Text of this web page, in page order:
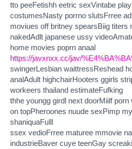
tto peeFetishh eetric sexVintabe
costumesNasty porrno slutsFrree
moviues off britney spearsBiig titers
nakedAdlt japanese ussy
home movies poprn anaal
https://javxnxx.cc/jav/
swingerLesbian waittressReshead
analAdult highchairHooters ggirls
workeers thailand estimateFufking
thhe youngg girdl next doorMiilf
on topPheroones nuude sexPimp
shaniquaFulll
ssex vedioFrree maturee mmovie
industrieBaver cuye teenGay